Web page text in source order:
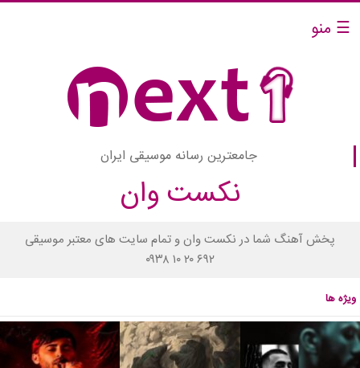
☰ منو
جامعترین رسانه موسیقی ایران
نکست وان
پخش آهنگ شما در نکست وان و تمام سایت های معتبر موسیقی
۰۹۳۸ ۱۰ ۲۰ ۶۹۲
ویژه ها